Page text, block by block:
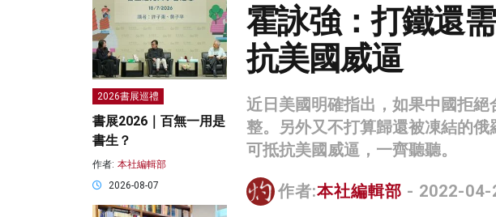
霍詠強：打鐵還
抗美國威逼
近日美國明確指出，如果中國拒
整。另外又不打算歸還被凍結的
可抵抗美國威逼，一齊聽聽。
作者:本社編輯部 - 2022-04-
2026書展巡禮
書展2026｜百無一用是
書生？
作者: 本社編輯部
2026-08-07